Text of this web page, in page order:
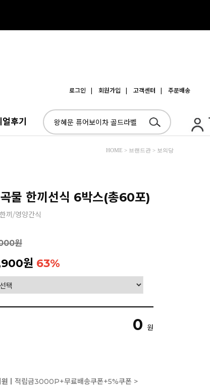
로그인 | 회원가입 | 고객센터 | 주문배송
얼후기
HOME > 브랜드관 > 보의당
물 한끼선식 6박스(총60포)
끼/영양간식
원
원 63%
0 원
ㅣ 적립금3000P+무료배송쿠폰+5%쿠폰 >